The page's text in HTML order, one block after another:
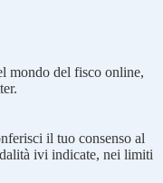
mondo del fisco online,
il tuo consenso al
ivi indicate, nei limiti